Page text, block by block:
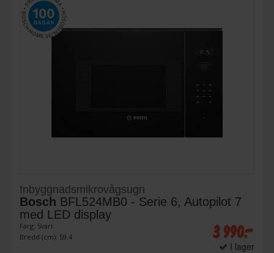
Inbyggnadsmikrovågsugn
Bosch BFL524MB0 - Serie 6, Autopilot 7
med LED display
Färg: Svart
Bredd (cm): 59.4
3 990:-
I lager